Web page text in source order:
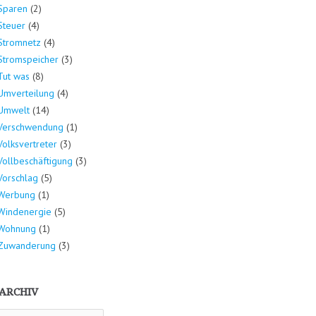
(2)
(4)
(4)
(3)
was (8)
(4)
(14)
(1)
(3)
(3)
(5)
(1)
(5)
(1)
(3)